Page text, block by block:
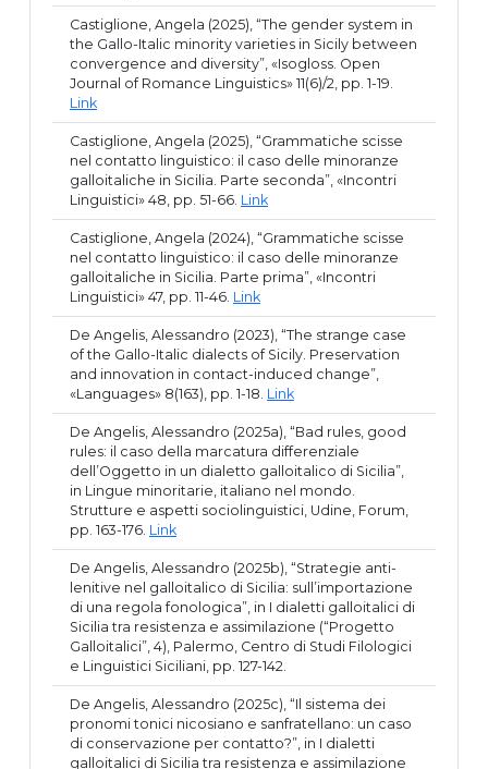
Castiglione, Angela (2025), “The gender system in
the Gallo-Italic minority varieties in Sicily between
convergence and diversity”, «Isogloss. Open
Journal of Romance Linguistics» 11(6)/2, pp. 1-19.
Link
Castiglione, Angela (2025), “Grammatiche scisse
nel contatto linguistico: il caso delle minoranze
galloitaliche in Sicilia. Parte seconda”, «Incontri
Linguistici» 48, pp. 51-66. Link
Castiglione, Angela (2024), “Grammatiche scisse
nel contatto linguistico: il caso delle minoranze
galloitaliche in Sicilia. Parte prima”, «Incontri
Linguistici» 47, pp. 11-46. Link
De Angelis, Alessandro (2023), “The strange case
of the Gallo-Italic dialects of Sicily. Preservation
and innovation in contact-induced change”,
«Languages» 8(163), pp. 1-18. Link
De Angelis, Alessandro (2025a), “Bad rules, good
rules: il caso della marcatura differenziale
dell’Oggetto in un dialetto galloitalico di Sicilia”,
in Lingue minoritarie, italiano nel mondo.
Strutture e aspetti sociolinguistici, Udine, Forum,
pp. 163-176. Link
De Angelis, Alessandro (2025b), “Strategie anti-
lenitive nel galloitalico di Sicilia: sull’importazione
di una regola fonologica”, in I dialetti galloitalici di
Sicilia tra resistenza e assimilazione (“Progetto
Galloitalici”, 4), Palermo, Centro di Studi Filologici
e Linguistici Siciliani, pp. 127-142.
De Angelis, Alessandro (2025c), “Il sistema dei
pronomi tonici nicosiano e sanfratellano: un caso
di conservazione per contatto?”, in I dialetti
galloitalici di Sicilia tra resistenza e assimilazione